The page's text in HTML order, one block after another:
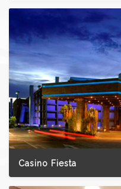
Casino Fiesta